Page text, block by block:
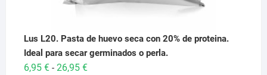
Lus L20. Pasta de huevo seca con 20% de proteina.
Ideal para secar germinados o perla.
6,95 € - 26,95 €Rango